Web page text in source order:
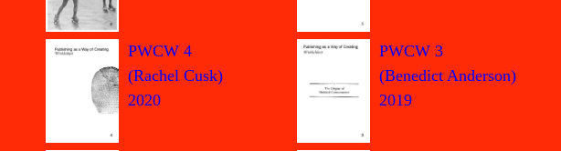
PWCW 4
(Rachel Cusk)
2020
PWCW 3
(Benedict Anderson)
2019